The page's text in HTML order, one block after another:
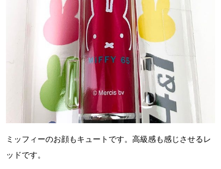
ミッフィーのお顔もキュートです。高級感も感じさせるレ
ッドです。